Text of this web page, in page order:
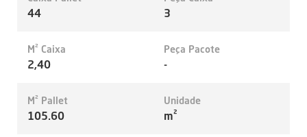
44 3
M² Caixa
2,40
Peça Pacote
-
M² Pallet
105.60
Unidade
m²